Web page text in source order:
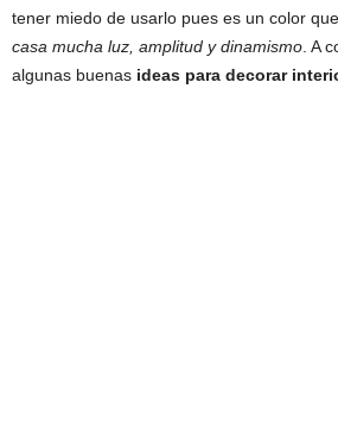
tener miedo de usarlo pues es un color
casa mucha luz, amplitud y dinamismo . A
algunas buenas ideas para decorar